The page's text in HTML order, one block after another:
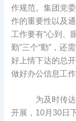
作规范。集团党
作的重要性以及
工作要有“心到、
勤”三个“勤”，还
好上情下达的总
做好办公信息工作
为及时传达
开展，10月30日